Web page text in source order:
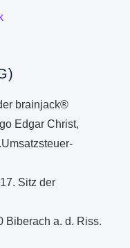
brainjack®
Edgar Christ,
Sitz der
Biberach a. d. Riss.